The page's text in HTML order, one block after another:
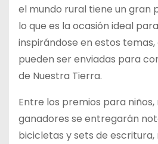
el mundo rural tiene un gran
lo que es la ocasión ideal
inspirándose en estos
pueden ser enviadas para
de Nuestra Tierra.
Entre los premios para niños,
ganadores se entregarán
bicicletas y sets de escritura,